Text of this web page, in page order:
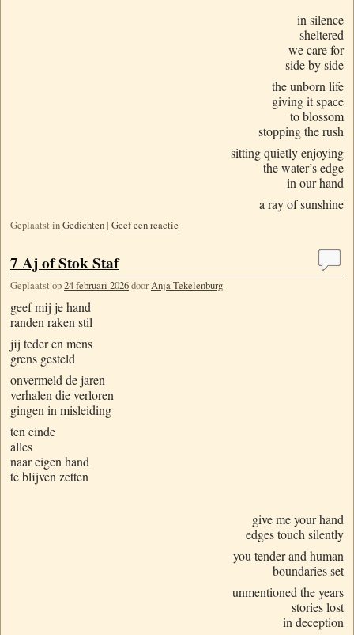
in silence
sheltered
we care for
side by side
the unborn life
giving it space
to blossom
stopping the rush
sitting quietly enjoying
the water’s edge
in our hand
a ray of sunshine
Geplaatst inGedichten | Geef een reactie
7 Aj of Stok Staf
Geplaatst op24 februari 2026doorAnja Tekelenburg
geef mij je hand
randen raken stil
jij teder en mens
grens gesteld
onvermeld de jaren
verhalen die verloren
gingen in misleiding
ten einde
alles
naar eigen hand
te blijven zetten
give me your hand
edges touch silently
you tender and human
boundaries set
unmentioned the years
stories lost
in deception